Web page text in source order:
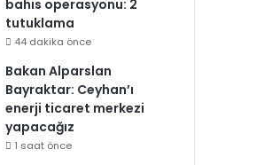
bahis operasyonu: 2
tutuklama
44 dakika önce
Bakan Alparslan
Bayraktar: Ceyhan’ı
enerji ticaret merkezi
yapacağız
1 saat önce